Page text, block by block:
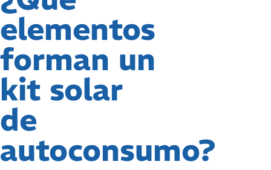
elementos
forman un
kit solar
de
autoconsumo?